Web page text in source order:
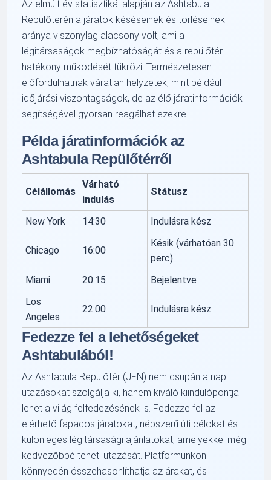
Az elmúlt év statisztikái alapján az Ashtabula
Repülőterén a járatok késéseinek és törléseinek
aránya viszonylag alacsony volt, ami a
légitársaságok megbízhatóságát és a repülőtér
hatékony működését tükrözi. Természetesen
előfordulhatnak váratlan helyzetek, mint például
időjárási viszontagságok, de az élő járatinformációk
segítségével gyorsan reagálhat ezekre.
Példa járatinformációk az
Ashtabula Repülőtérről
Célállomás
Várható
indulás
Státusz
New York 14:30 Indulásra kész
Chicago 16:00
Késik (várhatóan 30
perc)
Miami
20:15
Bejelentve
Los
Angeles
22:00 Indulásra kész
Fedezze fel a lehetőségeket
Ashtabulából!
Az Ashtabula Repülőtér (JFN) nem csupán a napi
utazásokat szolgálja ki, hanem kiváló kiindulópontja
lehet a világ felfedezésének is. Fedezze fel az
elérhető fapados járatokat, népszerű úti célokat és
különleges légitársasági ajánlatokat, amelyekkel még
kedvezőbbé teheti utazását. Platformunkon
könnyedén összehasonlíthatja az árakat, és